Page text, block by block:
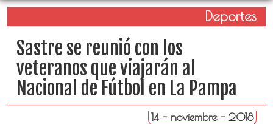
Deportes
Sastre se reunió con los
veteranos que viajarán al
Nacional de Fútbol en La Pampa
14 - noviembre - 2018